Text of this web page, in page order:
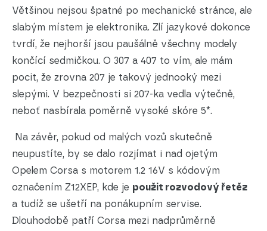
Většinou nejsou špatné po mechanické stránce, ale
slabým místem je elektronika. Zlí jazykové dokonce
tvrdí, že nejhorší jsou paušálně všechny modely
končící sedmičkou. O 307 a 407 to vím, ale mám
pocit, že zrovna 207 je takový jednooký mezi
slepými. V bezpečnosti si 207-ka vedla výtečně,
neboť nasbírala poměrně vysoké skóre 5*.
Na závěr, pokud od malých vozů skutečně
neupustíte, by se dalo rozjímat i nad ojetým
Opelem Corsa s motorem 1.2 16V s kódovým
označením Z12XEP, kde je použit rozvodový řetěz
a tudíž se ušetří na ponákupním servise.
Dlouhodobě patří Corsa mezi nadprůměrně